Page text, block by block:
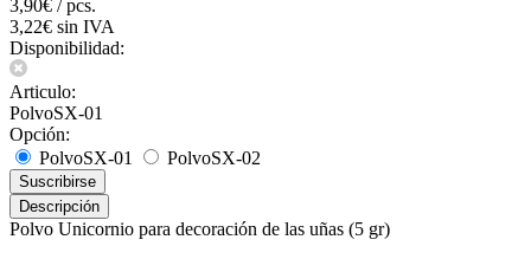
3,90€ / pcs.
3,22€ sin IVA
Disponibilidad:
Articulo:
PolvoSX-01
Opción:
PolvoSX-01
PolvoSX-02
Suscribirse
Descripción
Polvo Unicornio para decoración de las uñas (5 gr)